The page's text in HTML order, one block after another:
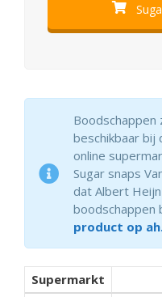
Boodschappen
beschikbaar
online
Sugar snaps
dat Albert
boodschappen
product op
Supermarkt